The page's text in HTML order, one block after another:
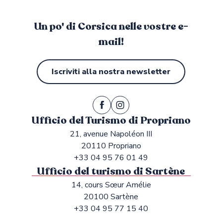
Un po' di Corsica nelle vostre e-
mail!
Iscriviti alla nostra newsletter
Ufficio del Turismo di Propriano
21, avenue Napoléon III
20110 Propriano
+33 04 95 76 01 49
Ufficio del turismo di Sartène
14, cours Sœur Amélie
20100 Sartène
+33 04 95 77 15 40